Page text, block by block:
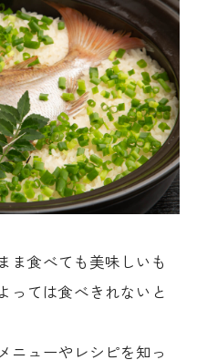
ま食べても美味しいも
っては食べきれないと
ニューやレシピを知っ